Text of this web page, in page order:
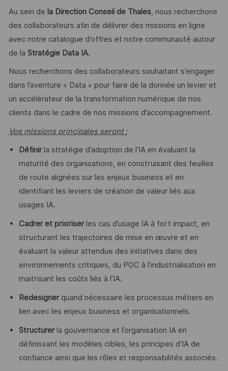
Au sein de la Direction Conseil de Thales, nous recherchons
des collaborateurs afin de délivrer des missions en ligne
avec notre catalogue d’offres et notre communauté autour
de la Stratégie Data IA.
Nous recherchons des collaborateurs souhaitant s’engager
dans l’aventure « Data » pour faire de la donnée un levier et
un accélérateur de la transformation numérique de nos
clients dans le cadre de nos missions d’accompagnement.
Vos missions principales seront :
Définir la stratégie d’adoption de l’IA en évaluant la
maturité des organisations, en construisant des feuilles
de route alignées sur les enjeux business et en
identifiant les leviers de création de valeur liés aux
usages IA.
Cadrer et prioriser les cas d’usage IA à fort impact, en
structurant les trajectoires de mise en œuvre et en
évaluant la valeur attendue des initiatives dans des
environnements critiques, du POC à l’industrialisation en
maitrisant les coûts liés à l’IA.
Redesigner quand nécessaire les processus métiers en
lien avec les enjeux business et organisationnels.
Structurer la gouvernance et l’organisation IA en
définissant les modèles cibles, les principes d’IA de
confiance ainsi que les rôles et responsabilités associés.